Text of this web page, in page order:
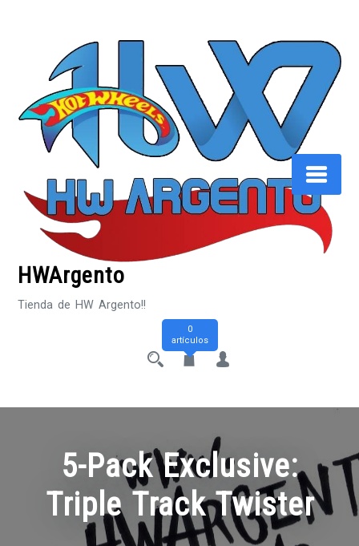
HWArgento
Tienda de HW Argento!!
0
artículos
5-Pack Exclusive:
Triple Track Twister